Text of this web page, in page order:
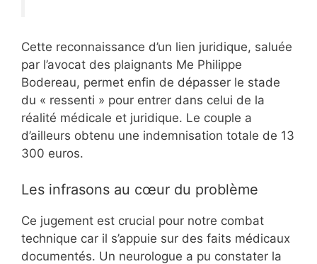
Cette reconnaissance d’un lien juridique, saluée
par l’avocat des plaignants Me Philippe
Bodereau, permet enfin de dépasser le stade
du « ressenti » pour entrer dans celui de la
réalité médicale et juridique. Le couple a
d’ailleurs obtenu une indemnisation totale de 13
300 euros.
Les infrasons au cœur du problème
Ce jugement est crucial pour notre combat
technique car il s’appuie sur des faits médicaux
documentés. Un neurologue a pu constater la